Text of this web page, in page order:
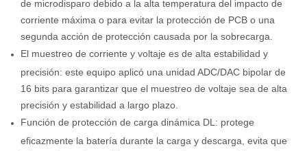
de microdisparo debido a la alta temperatura del impacto de
corriente máxima o para evitar la protección de PCB o una
segunda acción de protección causada por la sobrecarga.
El muestreo de corriente y voltaje es de alta estabilidad y
precisión: este equipo aplicó una unidad ADC/DAC bipolar de
16 bits para garantizar que el muestreo de voltaje sea de alta
precisión y estabilidad a largo plazo.
Función de protección de carga dinámica DL: protege
eficazmente la batería durante la carga y descarga, evita que